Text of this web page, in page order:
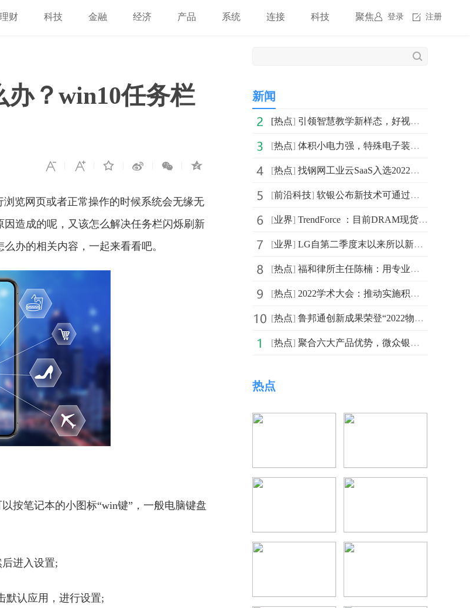
登录 注册
理财 科技 金融 经济 产品 系统 连接 科技 聚焦
？win10任务栏
览网页或者正常操作的时候系统会无缘无
造成的呢，又该怎么解决任务栏闪烁刷新
办的相关内容，一起来看看吧。
按笔记本的小图标“win键”，一般电脑键盘
进入设置;
默认应用，进行设置;
新闻
[热点] 引领智慧教学新样态，好视通E8让教育更智慧
[热点] 体积小电力强，特殊电子装置配备GP超霸特种电池续航更持久
[热点] 找钢网工业云SaaS入选2022年度中小企业“链式”数字化转
[前沿科技] 软银公布新技术可通过小型无人机探测灾害中被沙土瓦砾掩
[业界] TrendForce ：目前DRAM现货报价仍在保持下跌的趋势
[业界] LG自第二季度末以来所以新生产的OLED电视面板均采用了新
[热点] 福和律所主任陈楠：用专业法律服务改变当事人命运
[热点] 2022学术大会：推动实施积极应对人口老龄化国家战略
[热点] 鲁邦通创新成果荣登“2022物联网新技术新产品新应用”榜单
[热点] 聚合六大产品优势，微众银行微业贷靠谱好口碑形象成共识
热点